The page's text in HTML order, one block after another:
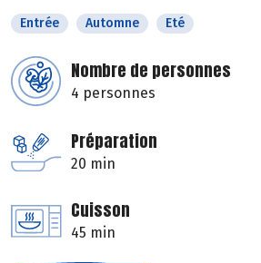
Entrée Automne Eté
Nombre de personnes
4 personnes
Préparation
20 min
Cuisson
45 min